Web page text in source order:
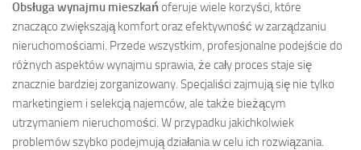
Obsługa wynajmu mieszkańoferuje wiele korzyści, które
znacząco zwiększają komfort oraz efektywność w zarządzaniu
nieruchomościami. Przede wszystkim, profesjonalne podejście do
różnych aspektów wynajmu sprawia, że cały proces staje się
znacznie bardziej zorganizowany. Specjaliści zajmują się nie tylko
marketingiem i selekcją najemców, ale także bieżącym
utrzymaniem nieruchomości. W przypadku jakichkolwiek
problemów szybko podejmują działania w celu ich rozwiązania.